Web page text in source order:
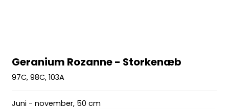
Geranium Rozanne - Storkenæb
97C, 98C, 103A
Juni - november, 50 cm